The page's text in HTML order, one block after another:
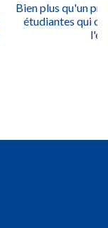
Bien plus qu'un
étudiantes qui